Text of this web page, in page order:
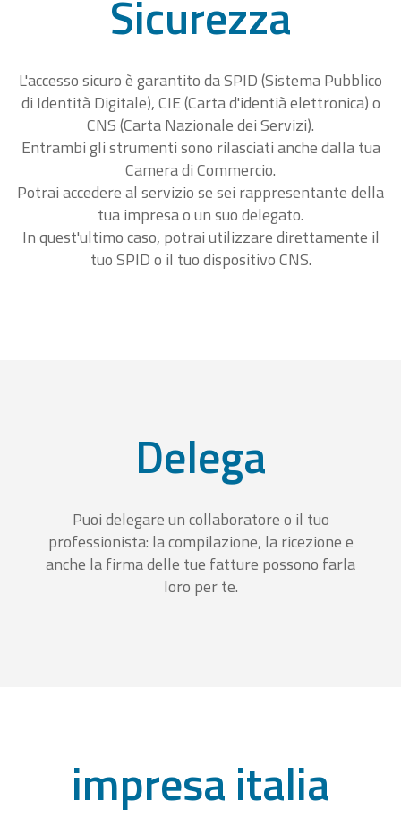
Sicurezza
L'accesso sicuro è garantito da SPID (Sistema Pubblico
di Identità Digitale), CIE (Carta d'identià elettronica) o
CNS (Carta Nazionale dei Servizi).
Entrambi gli strumenti sono rilasciati anche dalla tua
Camera di Commercio.
Potrai accedere al servizio se sei rappresentante della
tua impresa o un suo delegato.
In quest'ultimo caso, potrai utilizzare direttamente il
tuo SPID o il tuo dispositivo CNS.
Delega
Puoi delegare un collaboratore o il tuo
professionista: la compilazione, la ricezione e
anche la firma delle tue fatture possono farla
loro per te.
impresa italia